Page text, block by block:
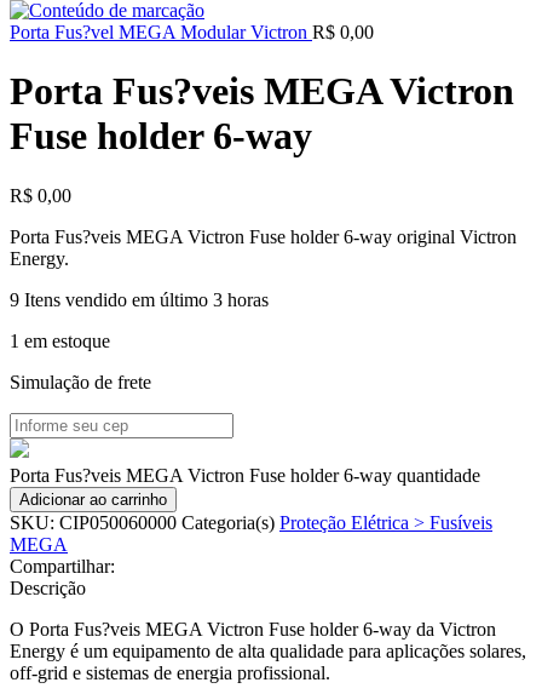
Porta Fus?vel MEGA Modular Victron R$ 0,00
Porta Fus?veis MEGA Victron
Fuse holder 6-way
R$ 0,00
Porta Fus?veis MEGA Victron Fuse holder 6-way original Victron
Energy.
9 Itens vendido em último 3 horas
1 em estoque
Simulação de frete
Porta Fus?veis MEGA Victron Fuse holder 6-way quantidade
Adicionar ao carrinho
SKU: CIP050060000 Categoria(s) Proteção Elétrica > Fusíveis
MEGA
Compartilhar:
Descrição
O Porta Fus?veis MEGA Victron Fuse holder 6-way da Victron
Energy é um equipamento de alta qualidade para aplicações solares,
off-grid e sistemas de energia profissional.